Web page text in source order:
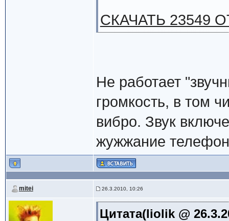
СКАЧАТЬ 23549
Не работает
громкость, в том
вибро. Звук
жужжание
mitei 26.3.2010, 10:26
Цитата(liolik @